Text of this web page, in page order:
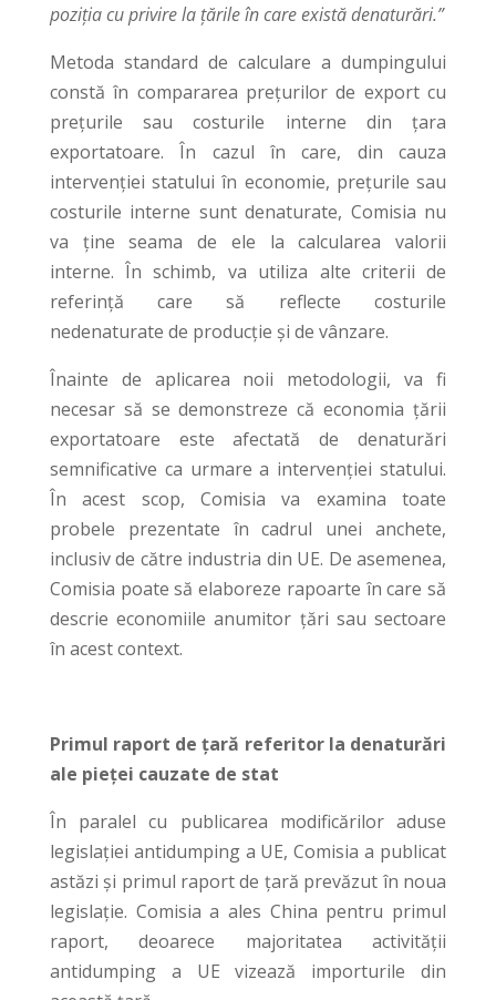
poziția cu privire la țările în care există denaturări.”
Metoda standard de calculare a dumpingului
constă în compararea prețurilor de export cu
prețurile sau costurile interne din țara
exportatoare. În cazul în care, din cauza
intervenției statului în economie, prețurile sau
costurile interne sunt denaturate, Comisia nu
va ține seama de ele la calcularea valorii
interne. În schimb, va utiliza alte criterii de
referință care să reflecte costurile
nedenaturate de producție și de vânzare.
Înainte de aplicarea noii metodologii, va fi
necesar să se demonstreze că economia țării
exportatoare este afectată de denaturări
semnificative ca urmare a intervenției statului.
În acest scop, Comisia va examina toate
probele prezentate în cadrul unei anchete,
inclusiv de către industria din UE. De asemenea,
Comisia poate să elaboreze rapoarte în care să
descrie economiile anumitor țări sau sectoare
în acest context.
Primul raport de țară referitor la denaturări
ale pieței cauzate de stat
În paralel cu publicarea modificărilor aduse
legislației antidumping a UE, Comisia a publicat
astăzi și primul raport de țară prevăzut în noua
legislație. Comisia a ales China pentru primul
raport, deoarece majoritatea activității
antidumping a UE vizează importurile din